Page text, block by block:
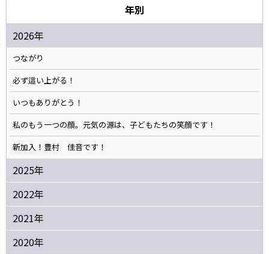
年別
2026年
つながり
必ず這い上がる！
いつもありがとう！
私のもう一つの顔。元気の源は、子どもたちの笑顔です！
新加入！豊村 佳音です！
2025年
2022年
2021年
2020年